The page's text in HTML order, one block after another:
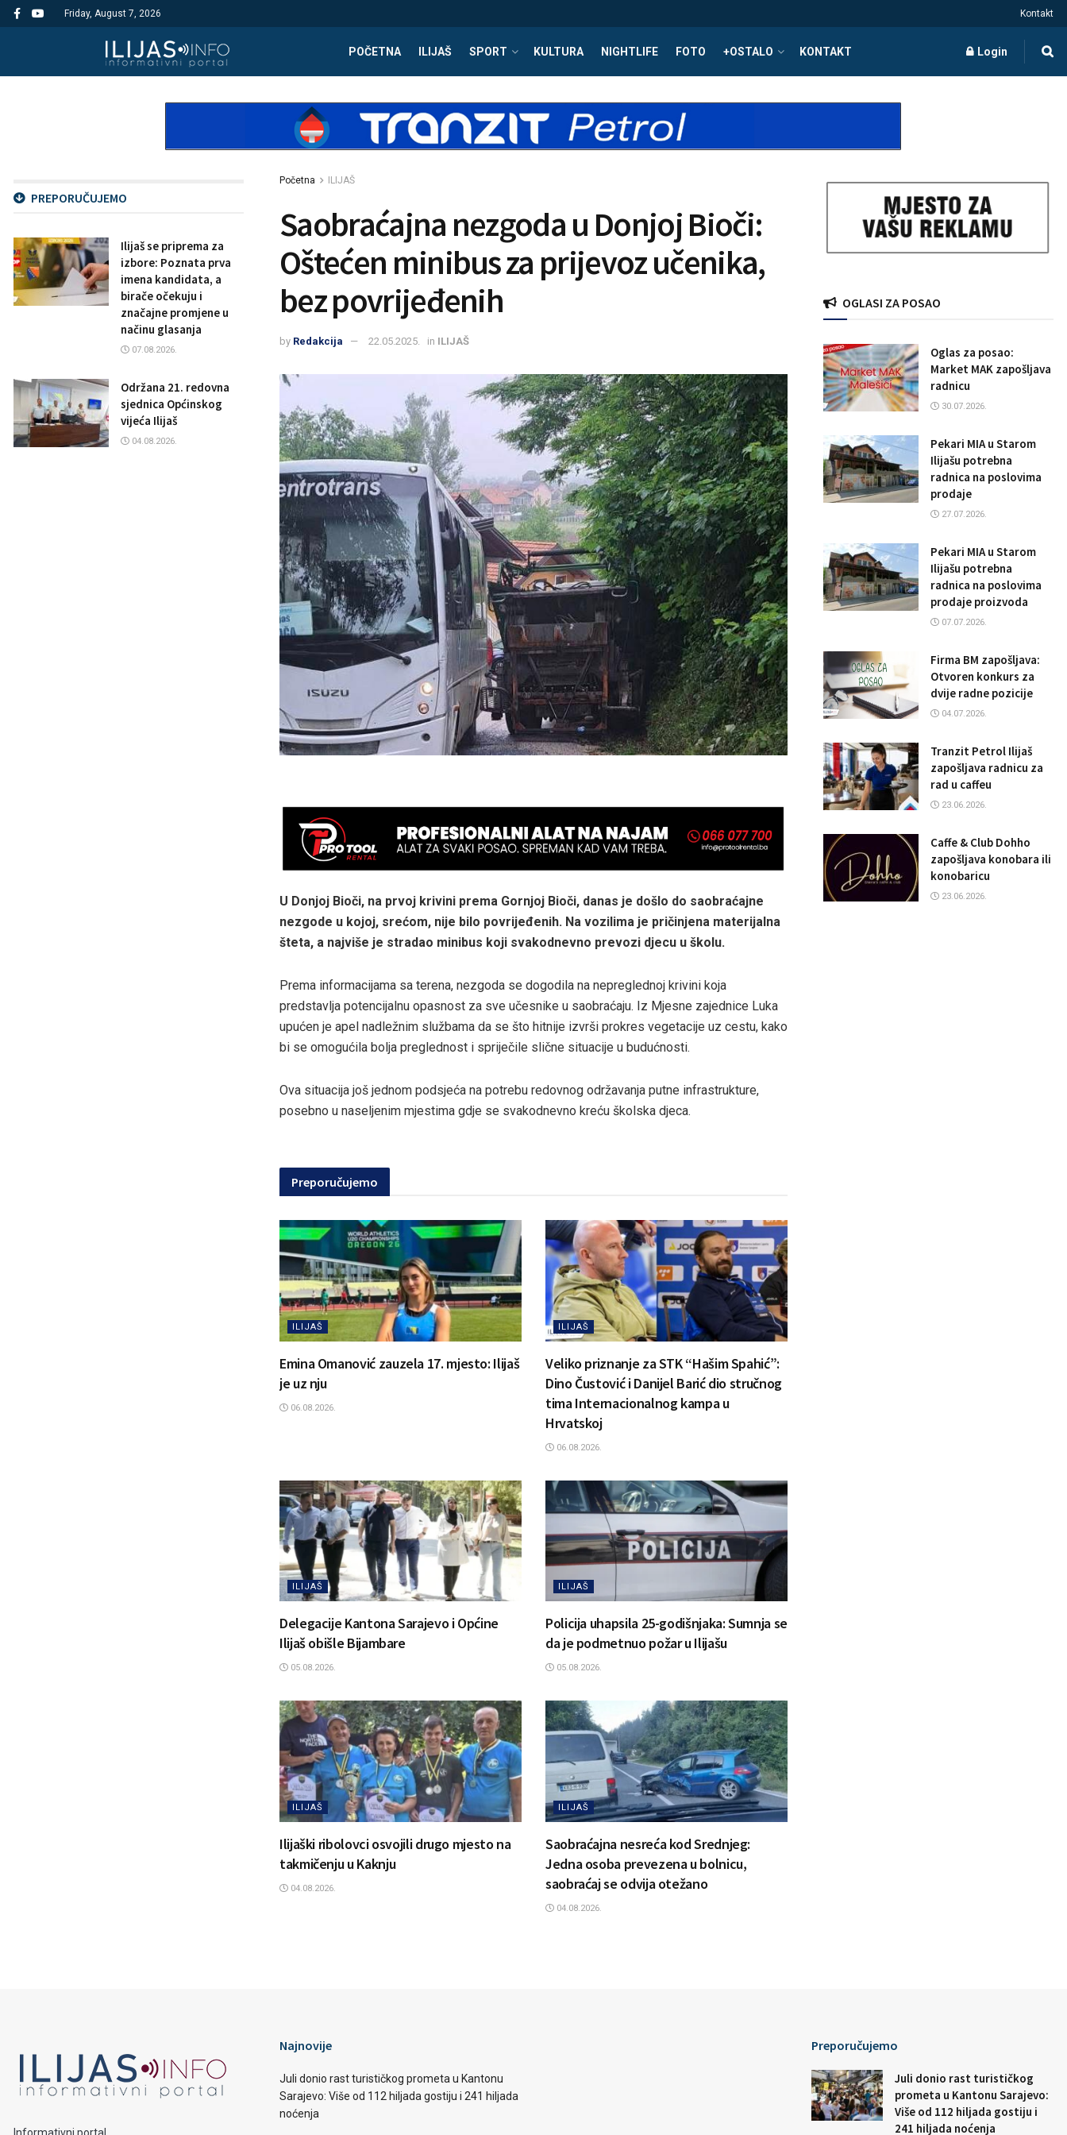
Friday, August 7, 2026 Kontakt
POČETNA ILIJAŠ SPORT KULTURA NIGHTLIFE FOTO +OSTALO KONTAKT Login
Početna ILIJAŠ
Saobraćajna nezgoda u Donjoj Bioči:
Oštećen minibus za prijevoz učenika,
bez povrijeđenih
by Redakcija 22.05.2025. in ILIJAŠ
U Donjoj Bioči, na prvoj krivini prema Gornjoj Bioči, danas je došlo do saobraćajne
nezgode u kojoj, srećom, nije bilo povrijeđenih. Na vozilima je pričinjena materijalna
šteta, a najviše je stradao minibus koji svakodnevno prevozi djecu u školu.
Prema informacijama sa terena, nezgoda se dogodila na nepreglednoj krivini koja
predstavlja potencijalnu opasnost za sve učesnike u saobraćaju. Iz Mjesne zajednice Luka
upućen je apel nadležnim službama da se što hitnije izvrši prokres vegetacije uz cestu, kako
bi se omogućila bolja preglednost i spriječile slične situacije u budućnosti.
Ova situacija još jednom podsjeća na potrebu redovnog održavanja putne infrastrukture,
posebno u naseljenim mjestima gdje se svakodnevno kreću školska djeca.
Preporučujemo
ILIJAŠ
Emina Omanović zauzela 17. mjesto: Ilijaš
je uz nju
06.08.2026.
ILIJAŠ
Veliko priznanje za STK “Hašim Spahić”:
Dino Čustović i Danijel Barić dio stručnog
tima Internacionalnog kampa u
Hrvatskoj
06.08.2026.
ILIJAŠ
Delegacije Kantona Sarajevo i Općine
Ilijaš obišle Bijambare
05.08.2026.
ILIJAŠ
Policija uhapsila 25-godišnjaka: Sumnja se
da je podmetnuo požar u Ilijašu
05.08.2026.
ILIJAŠ
Ilijaški ribolovci osvojili drugo mjesto na
takmičenju u Kaknju
04.08.2026.
ILIJAŠ
Saobraćajna nesreća kod Srednjeg:
Jedna osoba prevezena u bolnicu,
saobraćaj se odvija otežano
04.08.2026.
PREPORUČUJEMO
Ilijaš se priprema za
izbore: Poznata prva
imena kandidata, a
birače očekuju i
značajne promjene u
načinu glasanja
07.08.2026.
Održana 21. redovna
sjednica Općinskog
vijeća Ilijaš
04.08.2026.
OGLASI ZA POSAO
Oglas za posao:
Market MAK zapošljava
radnicu
30.07.2026.
Pekari MIA u Starom
Ilijašu potrebna
radnica na poslovima
prodaje
27.07.2026.
Pekari MIA u Starom
Ilijašu potrebna
radnica na poslovima
prodaje proizvoda
07.07.2026.
Firma BM zapošljava:
Otvoren konkurs za
dvije radne pozicije
04.07.2026.
Tranzit Petrol Ilijaš
zapošljava radnicu za
rad u caffeu
23.06.2026.
Caffe & Club Dohho
zapošljava konobara ili
konobaricu
23.06.2026.
Informativni portal.
Najnovije
Juli donio rast turističkog prometa u Kantonu
Sarajevo: Više od 112 hiljada gostiju i 241 hiljada
noćenja
Preporučujemo
Juli donio rast turističkog
prometa u Kantonu Sarajevo:
Više od 112 hiljada gostiju i
241 hiljada noćenja